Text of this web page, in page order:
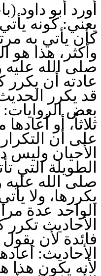
أورد أبو داود
يعني: كونه
كأن يأتي به
وأكثر، هذا هو
صلى الله
عادته أن يكرر
قد يكرر
بعض الروايات:
ثلاثاً، أو
على أن
الأحيان وليس
الطويلة التي
صلى الله
يكررها، ولا
الواحد عدة
الأحاديث
فائدة لأن
الأحاديث:
لأنه يكون هذا